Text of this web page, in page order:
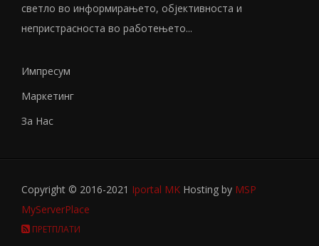
светло во информирањето, објективноста и
непристрасноста во работењето...
Импресум
Маркетинг
За Нас
Copyright © 2016-2021 Iportal MK Hosting by MSP
MyServerPlace
ПРЕТПЛАТИ